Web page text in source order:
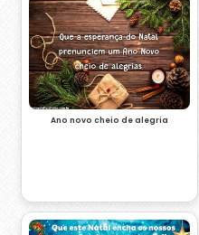
Ano novo cheio de alegria